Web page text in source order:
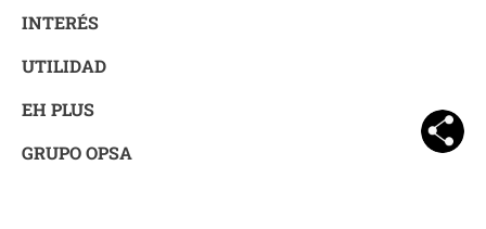
INTERÉS
UTILIDAD
EH PLUS
GRUPO OPSA